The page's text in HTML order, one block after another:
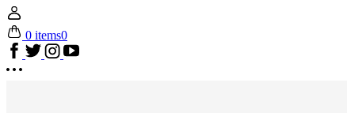
0 items0